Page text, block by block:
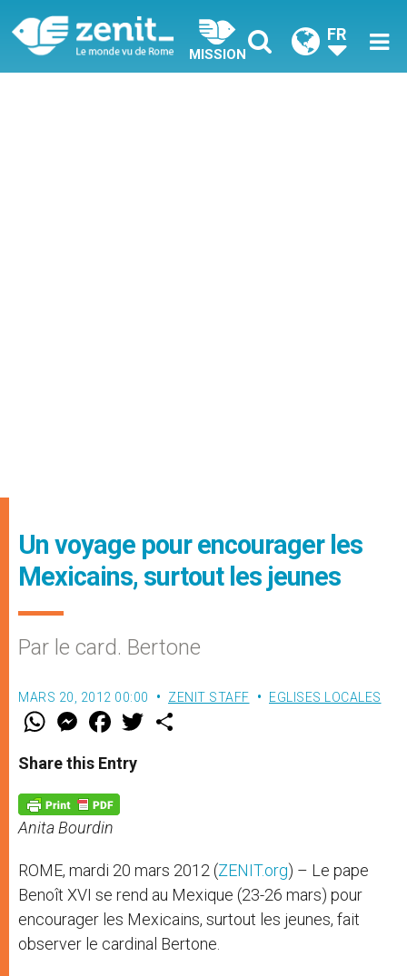
MISSION
FR
Un voyage pour encourager les
Mexicains, surtout les jeunes
Par le card. Bertone
MARS 20, 2012 00:00 ZENIT STAFF EGLISES LOCALES
W
t
s
p
p
M
e
s
e
g
e
r
F
a
e
b
o
k
w
Share this Entry
Anita Bourdin
ROME, mardi 20 mars 2012 (ZENIT.org) – Le pape
Benoît XVI se rend au Mexique (23-26 mars) pour
encourager les Mexicains, surtout les jeunes, fait
observer le cardinal Bertone.